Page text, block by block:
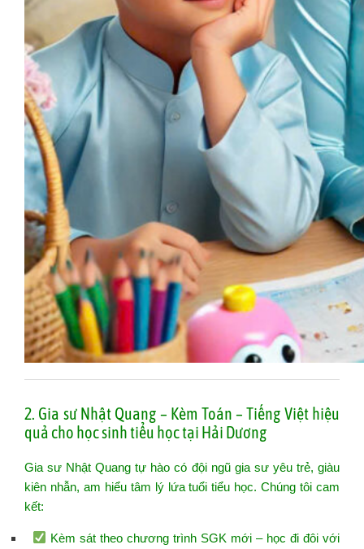
2. Gia sư Nhật Quang – Kèm Toán – Tiếng Việt hiệu
quả cho học sinh tiểu học tại Hải Dương
Gia sư Nhật Quang tự hào có đội ngũ gia sư yêu trẻ, giàu
kiên nhẫn, am hiểu tâm lý lứa tuổi tiểu học. Chúng tôi cam
kết:
Kèm sát theo chương trình SGK mới – học đi đôi với